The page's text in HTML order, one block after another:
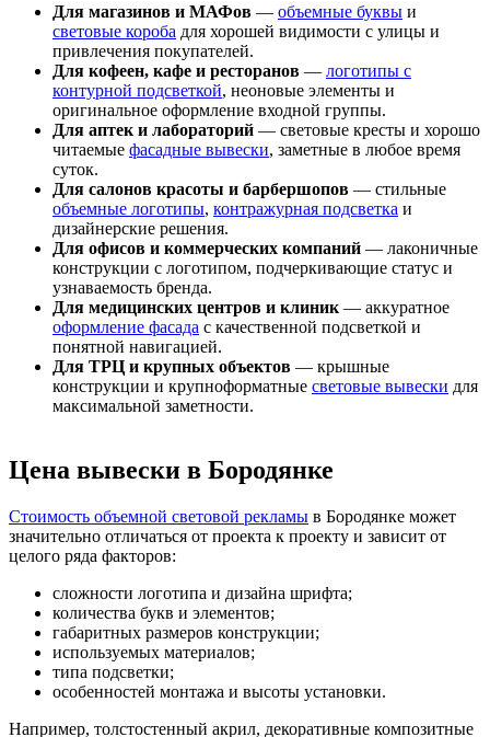
Для магазинов и МАФов — объемные буквы и
световые короба для хорошей видимости с улицы и
привлечения покупателей.
Для кофеен, кафе и ресторанов — логотипы с
контурной подсветкой, неоновые элементы и
оригинальное оформление входной группы.
Для аптек и лабораторий — световые кресты и хорошо
читаемые фасадные вывески, заметные в любое время
суток.
Для салонов красоты и барбершопов — стильные
объемные логотипы, контражурная подсветка и
дизайнерские решения.
Для офисов и коммерческих компаний — лаконичные
конструкции с логотипом, подчеркивающие статус и
узнаваемость бренда.
Для медицинских центров и клиник — аккуратное
оформление фасада с качественной подсветкой и
понятной навигацией.
Для ТРЦ и крупных объектов — крышные
конструкции и крупноформатные световые вывески для
максимальной заметности.
Цена вывески в Бородянке
Стоимость объемной световой рекламы в Бородянке может
значительно отличаться от проекта к проекту и зависит от
целого ряда факторов:
сложности логотипа и дизайна шрифта;
количества букв и элементов;
габаритных размеров конструкции;
используемых материалов;
типа подсветки;
особенностей монтажа и высоты установки.
Например, толстостенный акрил, декоративные композитные